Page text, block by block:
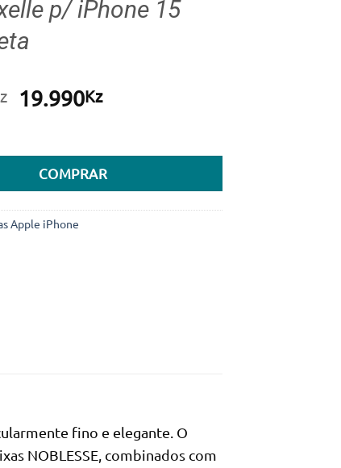
p/ iPhone 15
O
era:
34.990Kz.
19.990KzO
é:
19.990Kz.
COMPRAR
Apple iPhone
fino e elegante. O
NOBLESSE, combinados com